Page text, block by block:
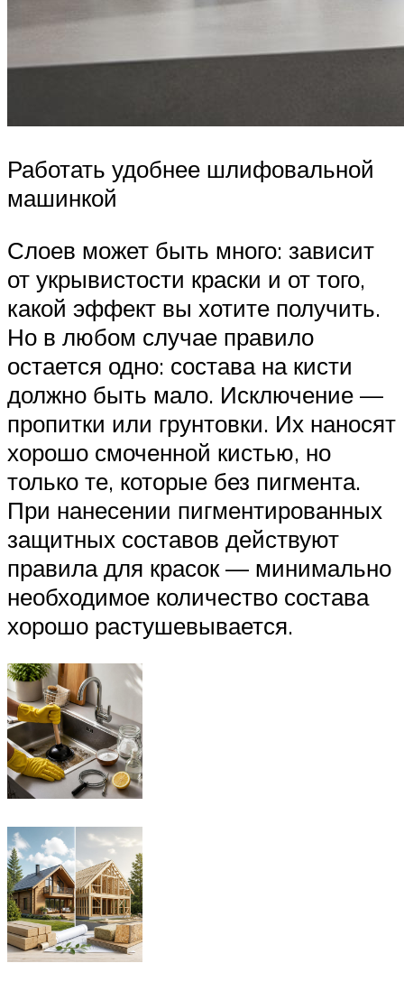
Работать удобнее шлифовальной
машинкой
Слоев может быть много: зависит
от укрывистости краски и от того,
какой эффект вы хотите получить.
Но в любом случае правило
остается одно: состава на кисти
должно быть мало. Исключение —
пропитки или грунтовки. Их наносят
хорошо смоченной кистью, но
только те, которые без пигмента.
При нанесении пигментированных
защитных составов действуют
правила для красок — минимально
необходимое количество состава
хорошо растушевывается.